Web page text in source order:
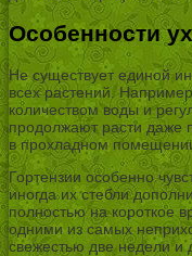
Особенности
Не существует единой
всех растений.
количеством воды и
продолжают расти даже
в прохладном
Гортензии особенно
иногда их стебли
полностью на короткое
одними из самых
свежестью две недели и